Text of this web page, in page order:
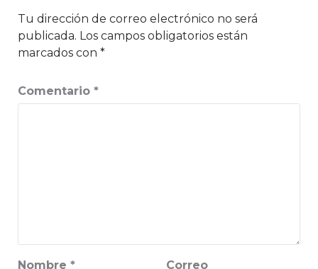
Tu dirección de correo electrónico no será
publicada. Los campos obligatorios están
marcados con *
Comentario *
Nombre * Correo